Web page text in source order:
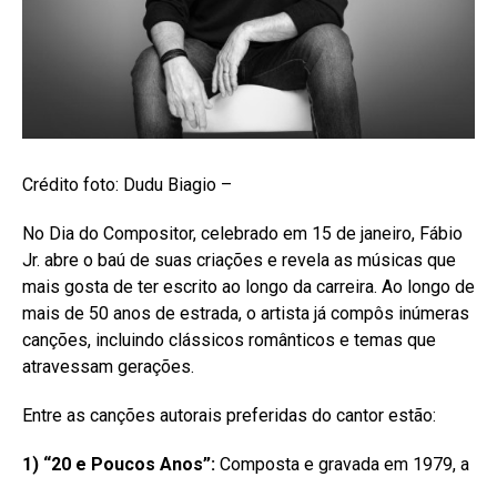
Crédito foto: Dudu Biagio –
No Dia do Compositor, celebrado em 15 de janeiro, Fábio
Jr. abre o baú de suas criações e revela as músicas que
mais gosta de ter escrito ao longo da carreira. Ao longo de
mais de 50 anos de estrada, o artista já compôs inúmeras
canções, incluindo clássicos românticos e temas que
atravessam gerações.
Entre as canções autorais preferidas do cantor estão:
1) “20 e Poucos Anos”: Composta e gravada em 1979, a